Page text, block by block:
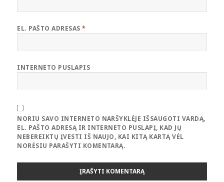
EL. PAŠTO ADRESAS*
INTERNETO PUSLAPIS
NORIU SAVO INTERNETO NARŠYKLĖJE IŠSAUGOTI VARDĄ,
EL. PAŠTO ADRESĄ IR INTERNETO PUSLAPĮ, KAD JŲ
NEBEREIKTŲ ĮVESTI IŠ NAUJO, KAI KITĄ KARTĄ VĖL
NORĖSIU PARAŠYTI KOMENTARĄ.